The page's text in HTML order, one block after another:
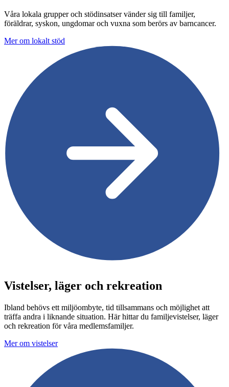
Våra lokala grupper och stödinsatser vänder sig till familjer,
föräldrar, syskon, ungdomar och vuxna som berörs av barncancer.
Mer om lokalt stöd
Vistelser, läger och rekreation
Ibland behövs ett miljöombyte, tid tillsammans och möjlighet att
träffa andra i liknande situation. Här hittar du familjevistelser, läger
och rekreation för våra medlemsfamiljer.
Mer om vistelser